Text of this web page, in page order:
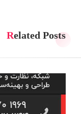
Related Posts